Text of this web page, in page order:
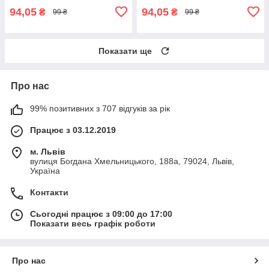
94,05 ₴ 99 ₴ 94,05 ₴ 99 ₴
Показати ще
Про нас
99% позитивних з 707 відгуків за рік
Працює з 03.12.2019
м. Львів
вулиця Богдана Хмельницького, 188а, 79024, Львів,
Україна
Контакти
Сьогодні працює з 09:00 до 17:00
Показати весь графік роботи
Про нас